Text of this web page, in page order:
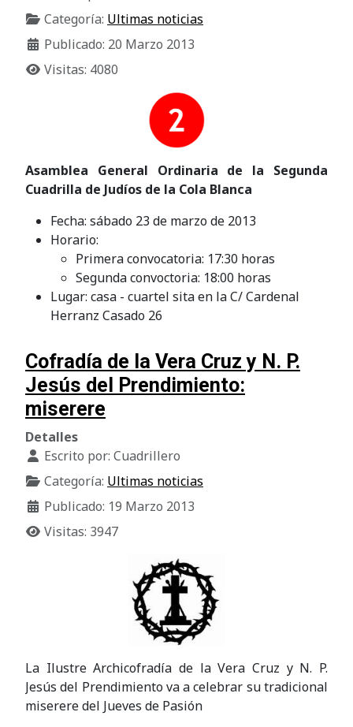
Categoría: Ultimas noticias
Publicado: 20 Marzo 2013
Visitas: 4080
Asamblea General Ordinaria de la Segunda
Cuadrilla de Judíos de la Cola Blanca
Fecha: sábado 23 de marzo de 2013
Horario:
Primera convocatoria: 17:30 horas
Segunda convoctoria: 18:00 horas
Lugar: casa - cuartel sita en la C/ Cardenal
Herranz Casado 26
Cofradía de la Vera Cruz y N. P.
Jesús del Prendimiento:
miserere
Detalles
Escrito por: Cuadrillero
Categoría: Ultimas noticias
Publicado: 19 Marzo 2013
Visitas: 3947
La Ilustre Archicofradía de la Vera Cruz y N. P.
Jesús del Prendimiento va a celebrar su tradicional
miserere del Jueves de Pasión